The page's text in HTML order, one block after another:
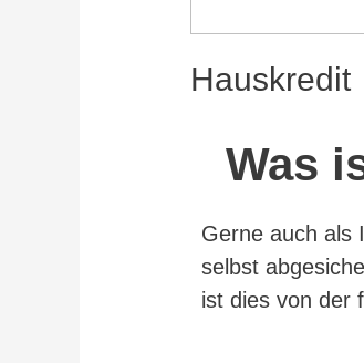
Hauskredit
Was
Gerne auch als
selbst
ist dies von der